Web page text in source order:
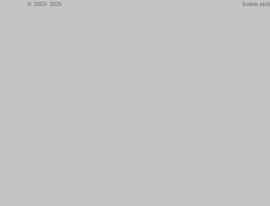
© 2003- 2026 Sofern